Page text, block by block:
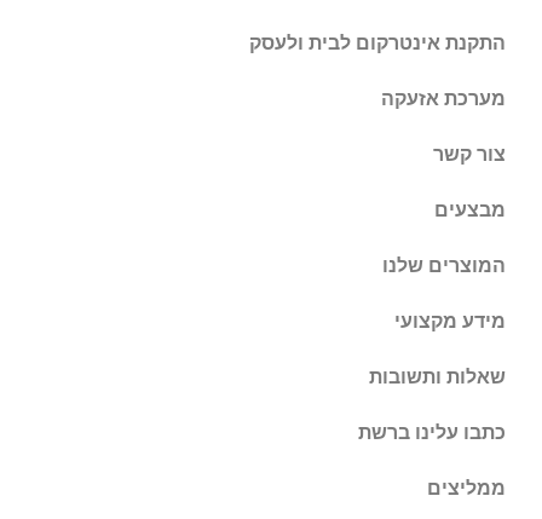
התקנת אינטרקום לבית ולעסק
מערכת אזעקה
צור קשר
מבצעים
המוצרים שלנו
מידע מקצועי
שאלות ותשובות
כתבו עלינו ברשת
ממליצים